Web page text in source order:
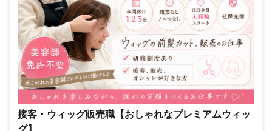
接客・ウィッグ販売職【おしゃれなプレミアムウィッ
グ】